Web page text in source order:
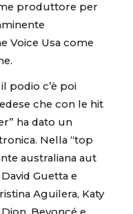
produttore per
Voice Usa come
podio c’è poi
che con le hit
ha dato un
Nella “top
australiana aut
Guetta e
Aguilera, Katy